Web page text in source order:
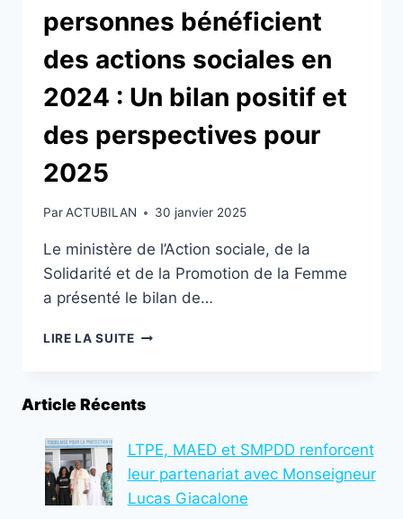
personnes bénéficient
des actions sociales en
2024 : Un bilan positif et
des perspectives pour
2025
ParACTUBILAN 30 janvier 2025
Le ministère de l’Action sociale, de la
Solidarité et de la Promotion de la Femme
a présenté le bilan de…
LIRE LA SUITETOGO/
DES
SOCIALES
2024
:
Article Récents
LTPE, MAED et SMPDD renforcent
leur partenariat avec Monseigneur
Lucas Giacalone